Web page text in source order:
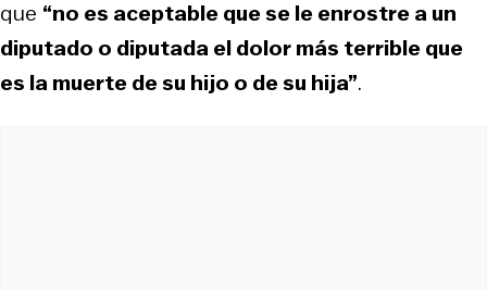
que “no es aceptable que se le enrostre a un
diputado o diputada el dolor más terrible que
es la muerte de su hijo o de su hija”.